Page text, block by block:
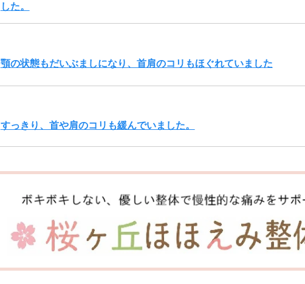
した。
顎の状態もだいぶましになり、首肩のコリもほぐれていました
すっきり、首や肩のコリも緩んでいました。